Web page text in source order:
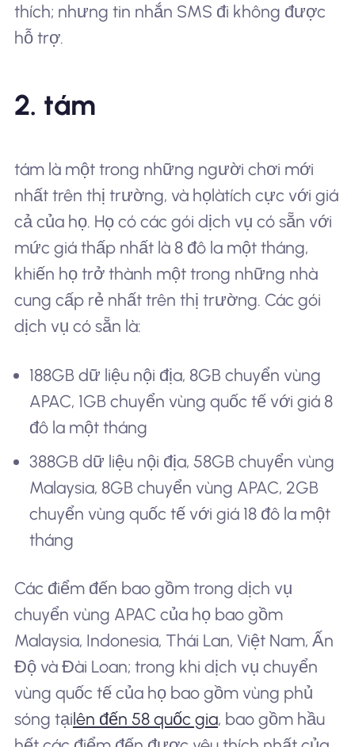
thích; nhưng tin nhắn SMS đi không được
hỗ trợ.
2. tám
tám là một trong những người chơi mới
nhất trên thị trường, và họlàtích cực với giá
cả của họ. Họ có các gói dịch vụ có sẵn với
mức giá thấp nhất là 8 đô la một tháng,
khiến họ trở thành một trong những nhà
cung cấp rẻ nhất trên thị trường. Các gói
dịch vụ có sẵn là:
188GB dữ liệu nội địa, 8GB chuyển vùng
APAC, 1GB chuyển vùng quốc tế với giá 8
đô la một tháng
388GB dữ liệu nội địa, 58GB chuyển vùng
Malaysia, 8GB chuyển vùng APAC, 2GB
chuyển vùng quốc tế với giá 18 đô la một
tháng
Các điểm đến bao gồm trong dịch vụ
chuyển vùng APAC của họ bao gồm
Malaysia, Indonesia, Thái Lan, Việt Nam, Ấn
Độ và Đài Loan; trong khi dịch vụ chuyển
vùng quốc tế của họ bao gồm vùng phủ
sóng tạilên đến 58 quốc gia, bao gồm hầu